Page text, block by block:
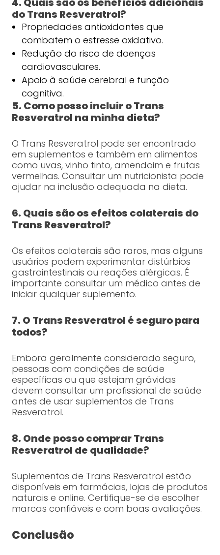
do Trans Resveratrol?
Propriedades antioxidantes que
combatem o estresse oxidativo.
Redução do risco de doenças
cardiovasculares.
Apoio à saúde cerebral e função
cognitiva.
5. Como posso incluir o Trans
Resveratrol na minha dieta?
O Trans Resveratrol pode ser encontrado
em suplementos e também em alimentos
como uvas, vinho tinto, amendoim e frutas
vermelhas. Consultar um nutricionista pode
ajudar na inclusão adequada na dieta.
6. Quais são os efeitos colaterais do
Trans Resveratrol?
Os efeitos colaterais são raros, mas alguns
usuários podem experimentar distúrbios
gastrointestinais ou reações alérgicas. É
importante consultar um médico antes de
iniciar qualquer suplemento.
7. O Trans Resveratrol é seguro para
todos?
Embora geralmente considerado seguro,
pessoas com condições de saúde
específicas ou que estejam grávidas
devem consultar um profissional de saúde
antes de usar suplementos de Trans
Resveratrol.
8. Onde posso comprar Trans
Resveratrol de qualidade?
Suplementos de Trans Resveratrol estão
disponíveis em farmácias, lojas de produtos
naturais e online. Certifique-se de escolher
marcas confiáveis e com boas avaliações.
Conclusão